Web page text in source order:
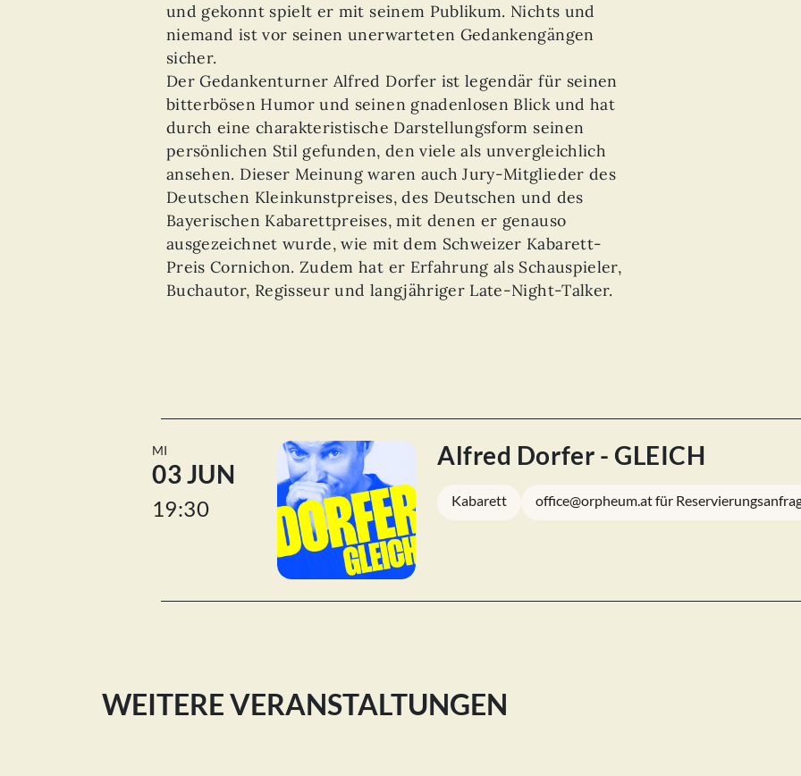
und gekonnt spielt er mit seinem Publikum. Nichts und
niemand ist vor seinen unerwarteten Gedankengängen
sicher.
Der Gedankenturner Alfred Dorfer ist legendär für seinen
bitterbösen Humor und seinen gnadenlosen Blick und hat
durch eine charakteristische Darstellungsform seinen
persönlichen Stil gefunden, den viele als unvergleichlich
ansehen. Dieser Meinung waren auch Jury-Mitglieder des
Deutschen Kleinkunstpreises, des Deutschen und des
Bayerischen Kabarettpreises, mit denen er genauso
ausgezeichnet wurde, wie mit dem Schweizer Kabarett-
Preis Cornichon. Zudem hat er Erfahrung als Schauspieler,
Buchautor, Regisseur und langjähriger Late-Night-Talker.
MI
03 JUN
19:30
Alfred Dorfer - GLEICH
Kabarett office@orpheum.at für
WEITERE VERANSTALTUNGEN